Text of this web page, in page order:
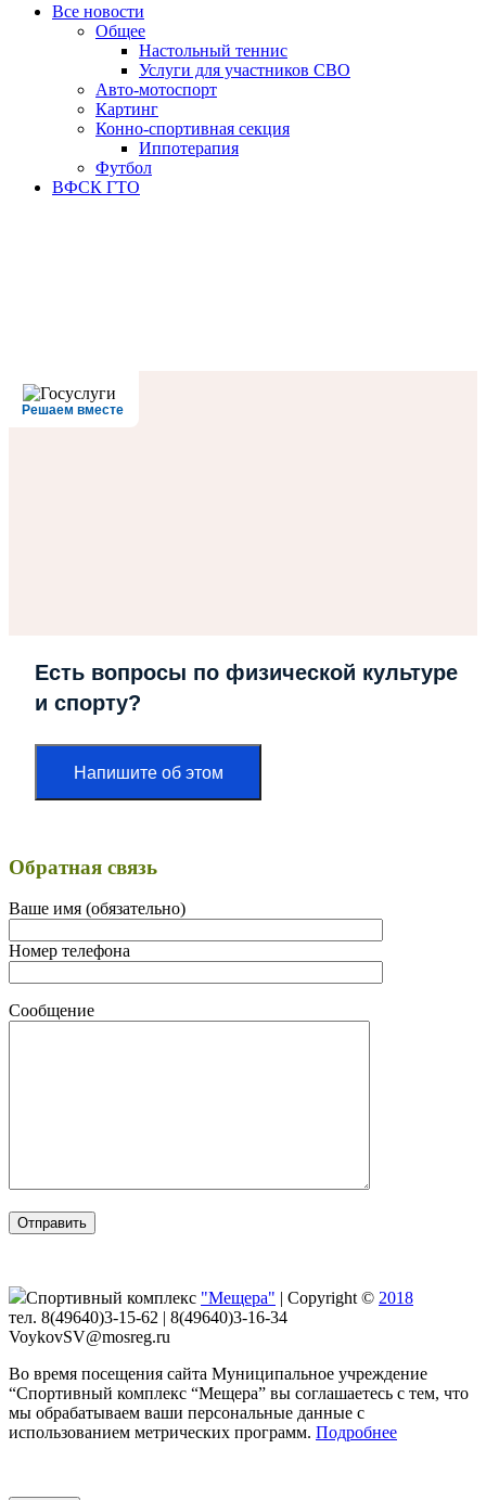
Все новости
Oбщее
Настольный теннис
Услуги для участников СВО
Авто-мотоспорт
Картинг
Конно-спортивная секция
Иппотерапия
Футбол
ВФСК ГТО
Решаем вместе
Есть вопросы по физической культуре
и спорту?
Напишите об этом
Обратная связь
Ваше имя (обязательно)
Номер телефона
Сообщение
Спортивный комплекс "Мещера" | Copyright © 2018
тел. 8(49640)3-15-62 | 8(49640)3-16-34
VoykovSV@mosreg.ru
Во время посещения сайта Муниципальное учреждение
“Спортивный комплекс “Мещера” вы соглашаетесь с тем, что
мы обрабатываем ваши персональные данные с
использованием метрических программ. Подробнее